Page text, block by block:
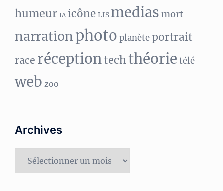
humeur IA icône LIS medias mort
narrationphoto planèteportrait
race réceptiontechthéorie télé
web zoo
Archives
Archives